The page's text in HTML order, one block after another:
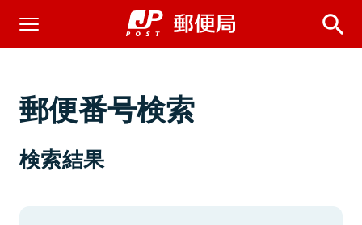
郵便番号検索
検索結果